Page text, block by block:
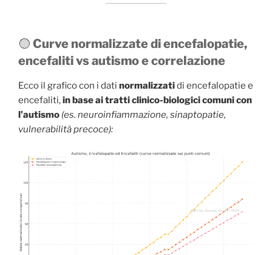
🟡 Curve normalizzate di encefalopatie,
encefaliti vs autismo e correlazione
Ecco il grafico con i dati normalizzatidi encefalopatie e
encefaliti,in base ai tratti clinico-biologici comuni con
l’autismo (es. neuroinfiammazione, sinaptopatie,
vulnerabilità precoce):